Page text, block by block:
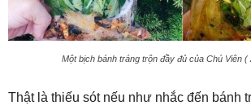
Một bịch bánh tráng trộn đầy đủ của Chú Viên (
Thật là thiếu sót nếu như nhắc đến bánh